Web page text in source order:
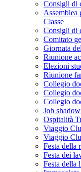
Consigli di
Assemblea
Classe
Consigli di
Comitato
Giornata
Riunione
Elezioni
Riunione
Collegio
Collegio
Collegio
Job
Ospitalità
Viaggio
Viaggio
Festa della
Festa dei
Festa della